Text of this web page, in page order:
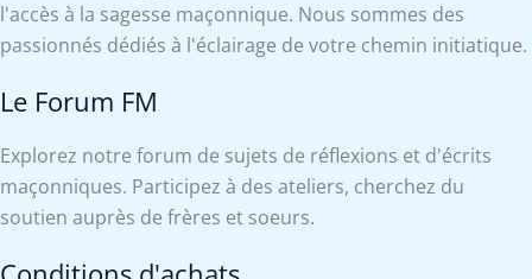
l'accès à la sagesse maçonnique. Nous sommes des
passionnés dédiés à l'éclairage de votre chemin initiatique.
Le Forum FM
Explorez notre forum de sujets de réflexions et d'écrits
maçonniques. Participez à des ateliers, cherchez du
soutien auprès de frères et soeurs.